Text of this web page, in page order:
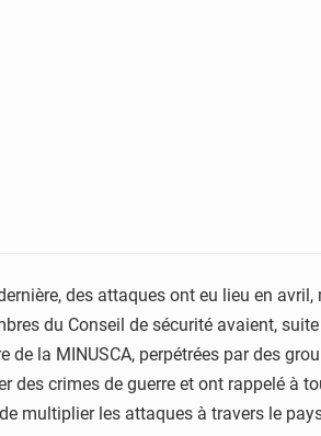
dernière, des attaques ont eu lieu en
du Conseil de sécurité avaient,
de la MINUSCA, perpétrées par des
des crimes de guerre et ont rappelé à
multiplier les attaques à travers le